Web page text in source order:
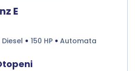
E
Diesel 150 HP Automata